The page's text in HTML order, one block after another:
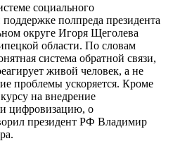
социального
полпреда президента
округе Игоря Щеголева
области. По словам
система обратной связи,
живой человек, а не
проблемы ускоряется. Кроме
на внедрение
и цифровизацию, о
президент РФ Владимир